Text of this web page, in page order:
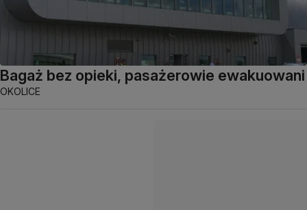
Bagaż bez opieki, pasażerowie ewakuowani
OKOLICE